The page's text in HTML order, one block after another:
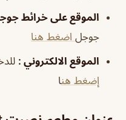
الموقع على خرائط
جوجل اضغط هنا
الموقع الالكتروني :
إضغط هنا